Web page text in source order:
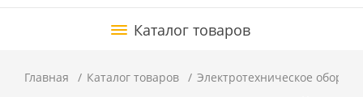
Каталог товаров
Главная Каталог товаров Электротехническое